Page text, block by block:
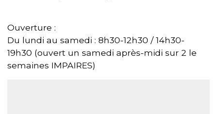
Ouverture :
Du lundi au samedi : 8h30-12h30 / 14h30-
19h30 (ouvert un samedi après-midi sur 2 le
semaines IMPAIRES)